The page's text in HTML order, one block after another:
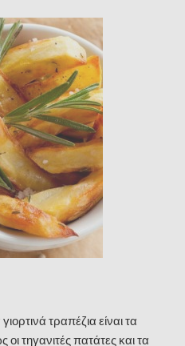
τραπέζια είναι τα
τηγανιτές πατάτες και τα